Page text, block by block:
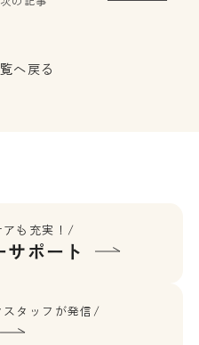
へ戻る
も充実！/
サポート
タッフが発信/